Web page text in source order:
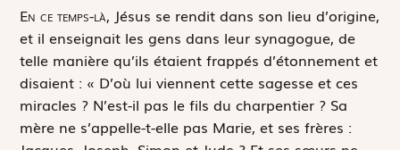
En ce temps-là, Jésus se rendit dans son lieu d’origine,
et il enseignait les gens dans leur synagogue, de
telle manière qu’ils étaient frappés d’étonnement et
disaient : « D’où lui viennent cette sagesse et ces
miracles ? N’est-il pas le fils du charpentier ? Sa
mère ne s’appelle-t-elle pas Marie, et ses frères :